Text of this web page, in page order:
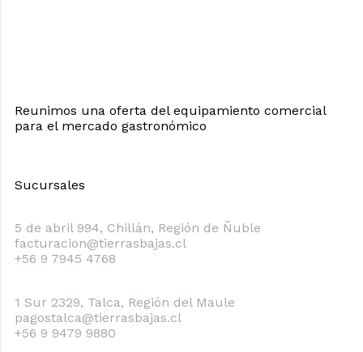
Reunimos una oferta del equipamiento comercial
para el mercado gastronómico
Sucursales
5 de abril 994, Chillán, Región de Ñuble
facturacion@tierrasbajas.cl
+56 9 7945 4768
1 Sur 2329, Talca, Región del Maule
pagostalca@tierrasbajas.cl
+56 9 9479 9880